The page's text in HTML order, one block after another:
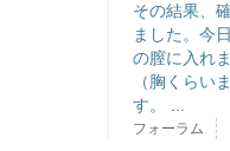
その結果、
ました。今
の膣に入れ
（胸くらい
す。 ...
フォーラム